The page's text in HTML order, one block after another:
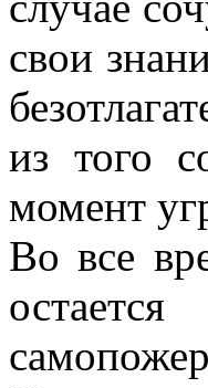
свои
из того
момент
Во все